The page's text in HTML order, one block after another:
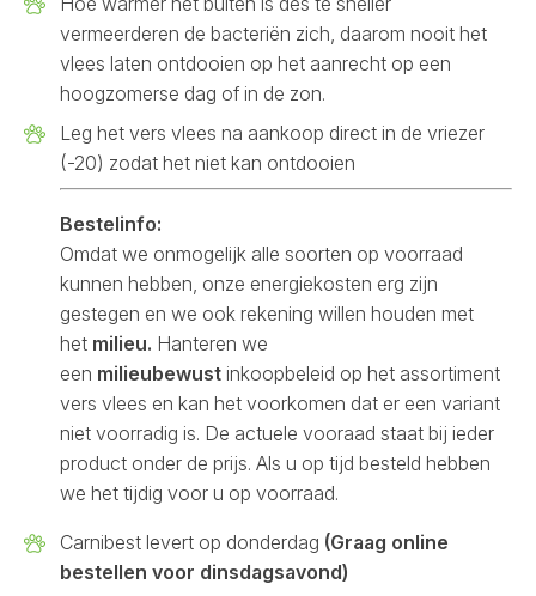
vermeerderen de bacteriën zich, daarom nooit het
vlees laten ontdooien op het aanrecht op een
hoogzomerse dag of in de zon.
Leg het vers vlees na aankoop direct in de vriezer
(-20) zodat het niet kan ontdooien
Bestelinfo:
Omdat we onmogelijk alle soorten op voorraad
kunnen hebben, onze energiekosten erg zijn
gestegen en we ook rekening willen houden met
het milieu. Hanteren we
een milieubewust inkoopbeleid op het assortiment
vers vlees en kan het voorkomen dat er een variant
niet voorradig is. De actuele vooraad staat bij ieder
product onder de prijs. Als u op tijd besteld hebben
we het tijdig voor u op voorraad.
Carnibest levert op donderdag (Graag online
bestellen voor dinsdagsavond)